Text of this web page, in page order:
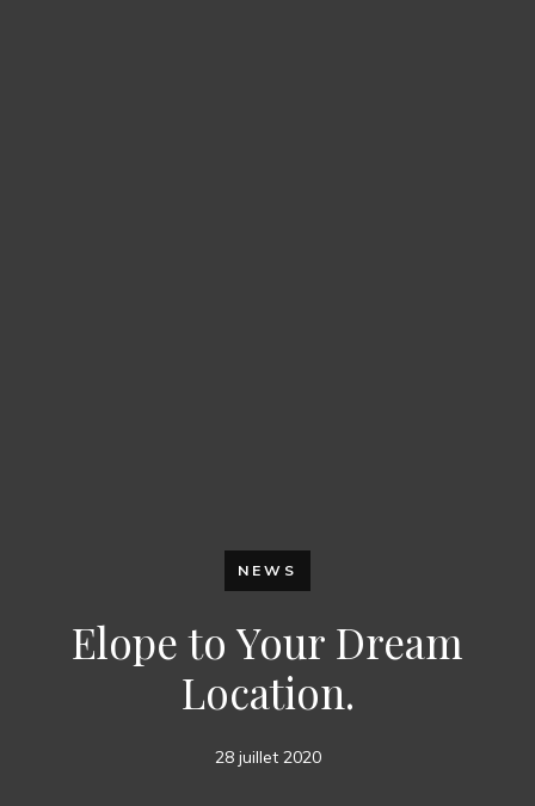
NEWS
Elope to Your Dream
Location.
28 juillet 2020